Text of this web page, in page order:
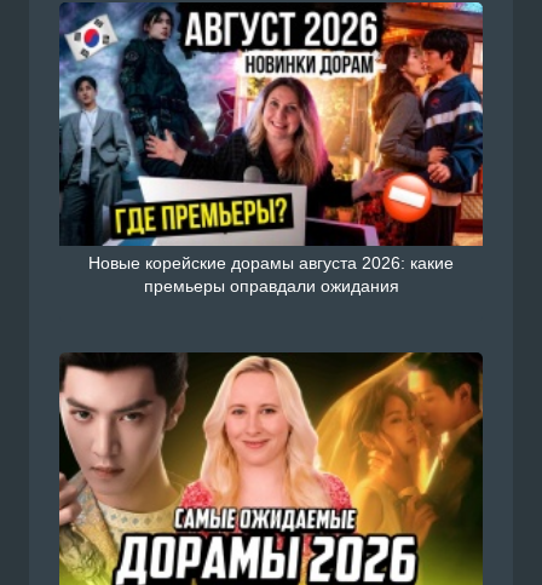
Новые корейские дорамы августа 2026: какие
премьеры оправдали ожидания